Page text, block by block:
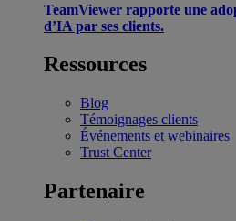
TeamViewer rapporte une
d’IA par ses clients.
Ressources
Blog
Témoignages clients
Événements et webinaires
Trust Center
Partenaire